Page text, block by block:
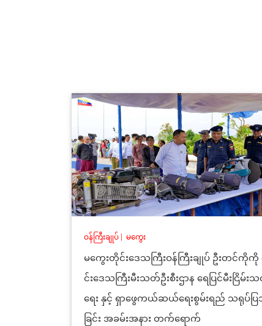
ဝန်ကြီးချုပ် မကွေး
မကွေးတိုင်းဒေသကြီးဝန်ကြီးချုပ် ဦးတင်ကို
င်းဒေသကြီးမီးသတ်ဦးစီးဌာန ရေပြင်မီးငြိမ်း
ရေး နှင့် ရှာဖွေကယ်ဆယ်ရေးစွမ်းရည် သရုပ်ပ
ခြင်း အခမ်းအနား တက်ရောက်